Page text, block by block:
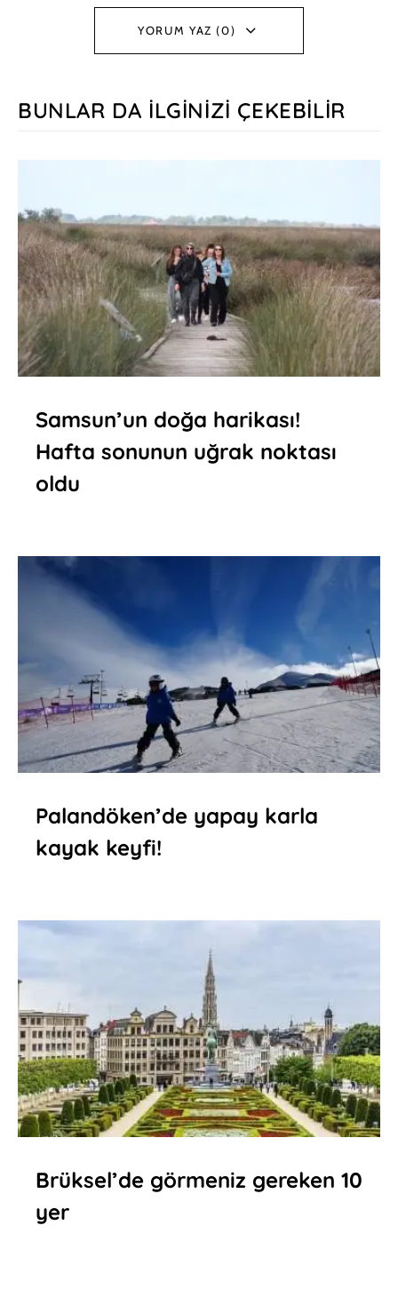
YORUM YAZ (0)
BUNLAR DA İLGINIZI ÇEKEBILIR
Samsun’un doğa harikası!
Hafta sonunun uğrak noktası
oldu
Palandöken’de yapay karla
kayak keyfi!
Brüksel’de görmeniz gereken 10
yer